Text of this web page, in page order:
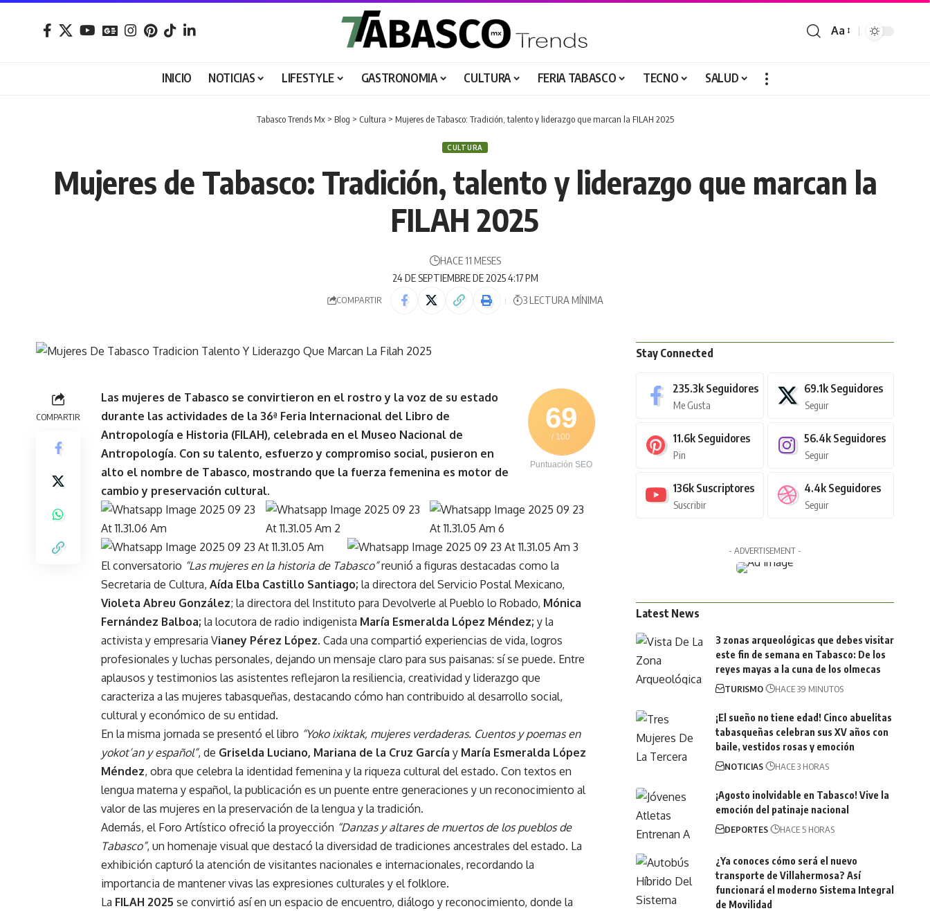
Aa
INICIO NOTICIAS LIFESTYLE GASTRONOMIA CULTURA FERIA TABASCO TECNO SALUD
Tabasco Trends Mx> Blog > Cultura > Mujeres de Tabasco: Tradición, talento y liderazgo que marcan la FILAH 2025
CULTURA
Mujeres de Tabasco: Tradición, talento y liderazgo que marcan la
FILAH 2025
24 DE SEPTIEMBRE DE 2025 4:17 PM
HACE 11 MESES
COMPARTIR 3 LECTURA MÍNIMA
COMPARTIR 69
/ 100
Puntuación SEO
Las mujeres de Tabasco se convirtieron en el rostro y la voz de su estado
durante las actividades de la 36ª Feria Internacional del Libro de
Antropología e Historia (FILAH), celebrada en el Museo Nacional de
Antropología. Con su talento, esfuerzo y compromiso social, pusieron en
alto el nombre de Tabasco, mostrando que la fuerza femenina es motor de
cambio y preservación cultural.
El conversatorio “Las mujeres en la historia de Tabasco”reunió a figuras destacadas como la
Secretaria de Cultura, Aída Elba Castillo Santiago; la directora del Servicio Postal Mexicano,
Violeta Abreu González; la directora del Instituto para Devolverle al Pueblo lo Robado, Mónica
Fernández Balboa; la locutora de radio indigenista María Esmeralda López Méndez; y la
activista y empresaria Vianey Pérez López. Cada una compartió experiencias de vida, logros
profesionales y luchas personales, dejando un mensaje claro para sus paisanas: sí se puede. Entre
aplausos y testimonios las asistentes reflejaron la resiliencia, creatividad y liderazgo que
caracteriza a las mujeres tabasqueñas, destacando cómo han contribuido al desarrollo social,
cultural y económico de su entidad.
En la misma jornada se presentó el libro “Yoko ixiktak, mujeres verdaderas. Cuentos y poemas en
yokot’an y español”, de Griselda Luciano, Mariana de la Cruz García y María Esmeralda López
Méndez, obra que celebra la identidad femenina y la riqueza cultural del estado. Con textos en
lengua materna y español, la publicación es un puente entre generaciones y un reconocimiento al
valor de las mujeres en la preservación de la lengua y la tradición.
Además, el Foro Artístico ofreció la proyección “Danzas y altares de muertos de los pueblos de
Tabasco”, un homenaje visual que destacó la diversidad de tradiciones ancestrales del estado. La
exhibición capturó la atención de visitantes nacionales e internacionales, recordando la
importancia de mantener vivas las expresiones culturales y el folklore.
La FILAH 2025 se convirtió así en un espacio de encuentro, diálogo y reconocimiento, donde la
Stay Connected
235.3k Seguidores
Me Gusta
69.1k Seguidores
Seguir
11.6k Seguidores
Pin
56.4k Seguidores
Seguir
136k Suscriptores
Suscribir
4.4k Seguidores
Seguir
- ADVERTISEMENT -
Latest News
3 zonas arqueológicas que debes visitar
este fin de semana en Tabasco: De los
reyes mayas a la cuna de los olmecas
TURISMO HACE 39 MINUTOS
¡El sueño no tiene edad! Cinco abuelitas
tabasqueñas celebran sus XV años con
baile, vestidos rosas y emoción
NOTICIAS HACE 3 HORAS
¡Agosto inolvidable en Tabasco! Vive la
emoción del patinaje nacional
DEPORTES HACE 5 HORAS
¿Ya conoces cómo será el nuevo
transporte de Villahermosa? Así
funcionará el moderno Sistema Integral
de Movilidad